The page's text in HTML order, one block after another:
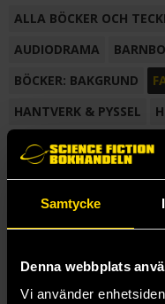
Samtycke
Denna webbplats
Vi använder
ALLA BÖCKER OCH
AUDIODRAMA
BÖCKER: BAKGRUND
HANTVERK & PYSSEL
KORTROMAN
LÄROBOK
SAMLINGSVOLYM